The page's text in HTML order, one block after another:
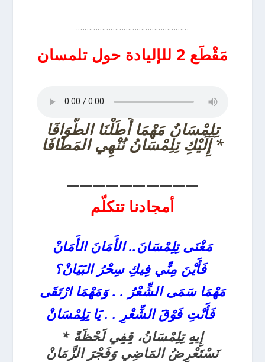
…………………………………………….
مَقْطَع 2 للإليادة حول تلمسان
تِلِمْسَانُ مَهْمَا أَطَلْنَا الطَّوَافَا
* إِلَيْكِ تِلِمْسَانُ نُنْهِي المَطَافَا
——————————
أمجادنا تتكلّم
مَغْنَى تِلِمْسَانَ.. الأَمَانَ الأَمَانْ
فَأَيْنَ مِنِّي فِيكِ سِحْرُ البَيَانْ؟
مَهْمَا سَمَى الشِّعْرُ . . وَمَهْمَا ارْتَقَى
فَأَنْتِ فَوْقَ الشِّعْرِ . . يَا تِلِمْسَانْ
إِيهِ تِلِمْسَانُ، قِفِي لَحْظَةً *
نَسْتَعْرِضُ المَاضِي وَفَجْرَ الزَّمَانْ